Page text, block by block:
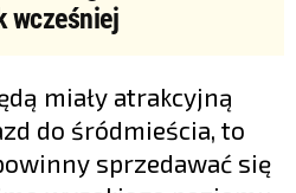
wcześniej
miały atrakcyjną
do śródmieścia, to
sprzedawać się